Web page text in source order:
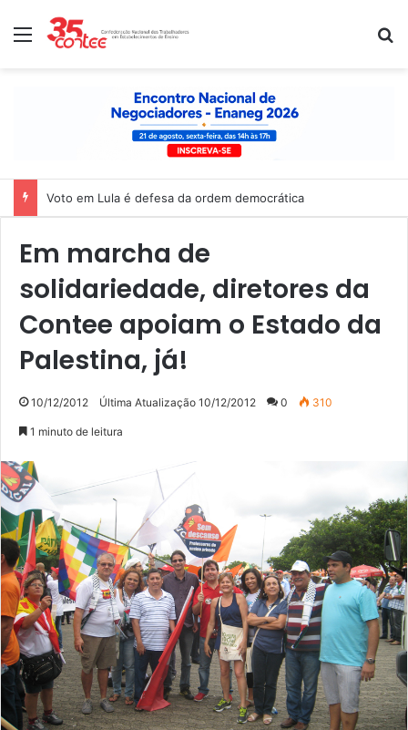
Menu
Voto em Lula é defesa da ordem democrática
Em marcha de
solidariedade, diretores da
Contee apoiam o Estado da
Palestina, já!
10/12/2012 Última Atualização 10/12/2012 0 310
1 minuto de leitura